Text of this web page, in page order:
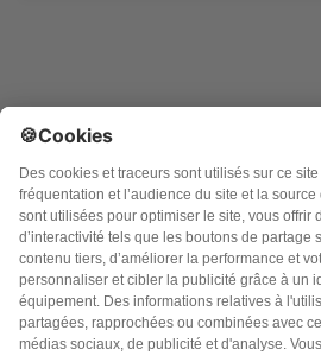
Argo Editions SA
3 rue du golf, Parc Innolin
33700 MERIGNAC CEDEX